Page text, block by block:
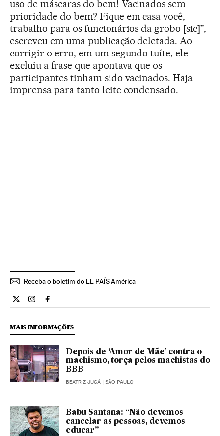
uso de máscaras do bem! Vacinados sem
prioridade do bem? Fique em casa você,
trabalho para os funcionários da grobo [sic]”,
escreveu em uma publicação deletada. Ao
corrigir o erro, em um segundo tuíte, ele
excluiu a frase que apontava que os
participantes tinham sido vacinados. Haja
imprensa para tanto leite condensado.
Receba o boletim do EL PAÍS América
Cultura El País Brasil en Twitter
Cultura El País Brasil en Instagram
Cultura El País Brasil en Facebook
MAIS INFORMAÇÕES
Depois de ‘Amor de Mãe’ contra o
machismo, torça pelos machistas do
BBB
BEATRIZ JUCÁ | SÃO PAULO
Babu Santana: “Não devemos
cancelar as pessoas, devemos
educar”